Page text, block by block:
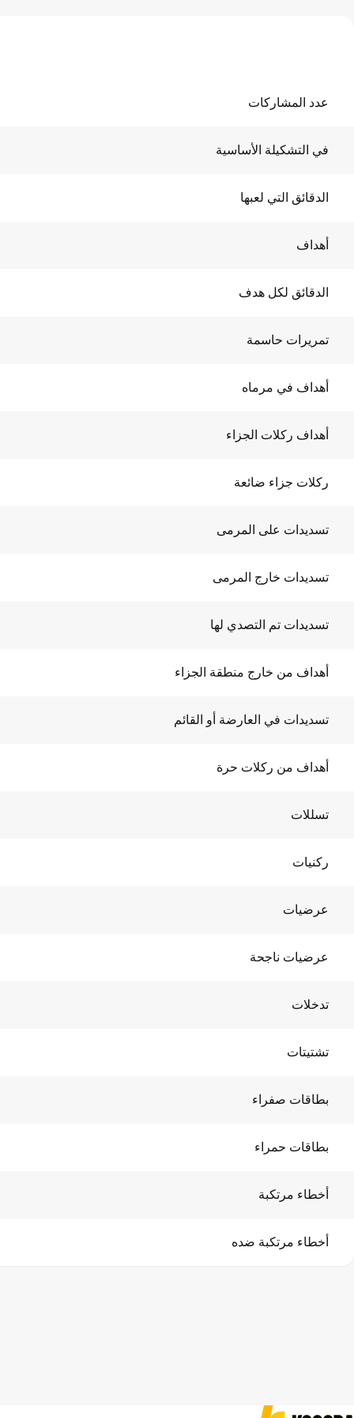
عدد المشاركات
في التشكيلة الأساسية
الدقائق التي لعبها
أهداف
الدقائق لكل هدف
تمريرات حاسمة
أهداف في مرماه
أهداف ركلات الجزاء
ركلات جزاء ضائعة
تسديدات على المرمى
تسديدات خارج المرمى
تسديدات تم التصدي لها
أهداف من خارج منطقة الجزاء
تسديدات في العارضة أو القائم
أهداف من ركلات حرة
تسللات
ركنيات
عرضيات
عرضيات ناجحة
تدخلات
تشتيتات
بطاقات صفراء
بطاقات حمراء
أخطاء مرتكبة
أخطاء مرتكبة ضده